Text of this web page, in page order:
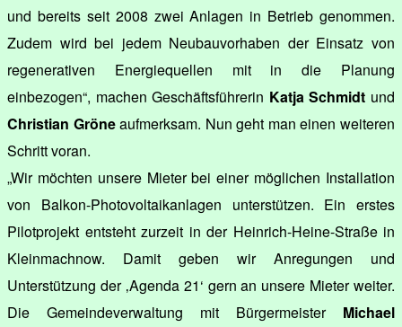
und bereits seit 2008 zwei Anlagen in Betrieb genommen.
Zudem wird bei jedem Neubauvorhaben der Einsatz von
regenerativen Energiequellen mit in die Planung
einbezogen“, machen Geschäftsführerin Katja Schmidt und
Christian Gröneaufmerksam. Nun geht man einen weiteren
Schritt voran.
„Wir möchten unsere Mieter bei einer möglichen Installation
von Balkon-Photovoltaikanlagen unterstützen. Ein erstes
Pilotprojekt entsteht zurzeit in der Heinrich-Heine-Straße in
Kleinmachnow. Damit geben wir Anregungen und
Unterstützung der ‚Agenda 21‘ gern an unsere Mieter weiter.
Die Gemeindeverwaltung mit Bürgermeister Michael